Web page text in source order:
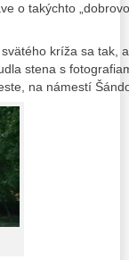
o takýchto
kríža sa tak,
stena s
na námestí